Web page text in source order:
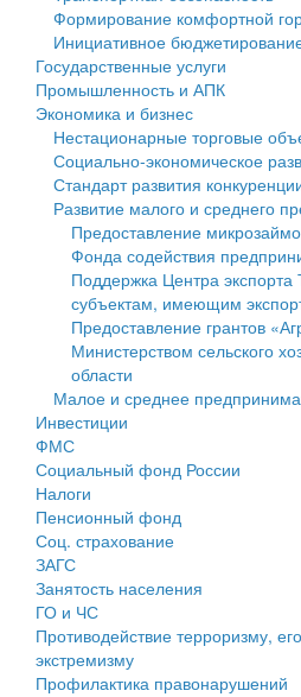
Государственные услуги
Промышленность и АПК
Экономика и бизнес
Символика
Устав
Гостям округа
Туризм
Культура
Образование
Здравоохранение
Социальная защита
Фотоальбом
муниципального округа
Администрация Кашинского
Тверской области
Управление сельскими
Открытые данные
Работа с обращениями граждан
Муниципальный контроль
Муниципальные услуги
Проекты административных
Антимонопольный комплаенс
Противодействие коррупции
Финансовое управление
Бюджет для граждан
Имущество
Выявление правообладателей
объектов недвижимости
Имущественная поддержка
среднего предпринимательства
Информационная поддержка
среднего предпринимательства
Муниципальные программы
Контрольно-счетная палата
Персональные данные
Оценка регулирующего
Деятельность МУ
Формирование комфортной
Инициативное
Государственные услуги
Промышленность и АПК
Экономика и бизнес
Нестационарные торговые
Социально-экономическое
Стандарт развития
Развитие малого и среднего
Предоставление
Фонда содействия
Поддержка Центра экспорта
субъектам, имеющим
Предоставление грантов
Министерством сельского
области
Малое и среднее
Инвестиции
ФМС
Социальный фонд России
Налоги
Пенсионный фонд
Соц. страхование
ЗАГС
Занятость населения
ГО и ЧС
Противодействие терроризму,
экстремизму
Профилактика правонарушений